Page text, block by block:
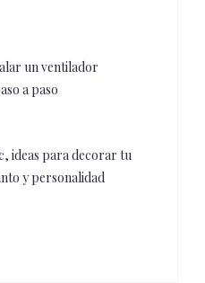
un ventilador
a paso
ideas para decorar tu
y personalidad